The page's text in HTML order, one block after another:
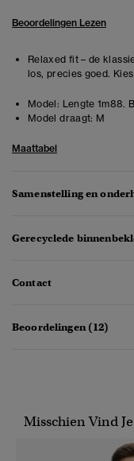
Beoordelingen Lezen
Relaxed fit – de
los, precies goed.
Model: Lengte 1m88.
Model draagt: M
Maattabel
Samenstelling en
Gerecyclede
Contact
Beoordelingen (12)
Misschien Vind